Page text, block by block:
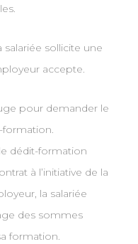
salariée sollicite une
accepte.
pour demander le
formation.
dédit-formation
à l’initiative de la
la salariée
des sommes
formation.